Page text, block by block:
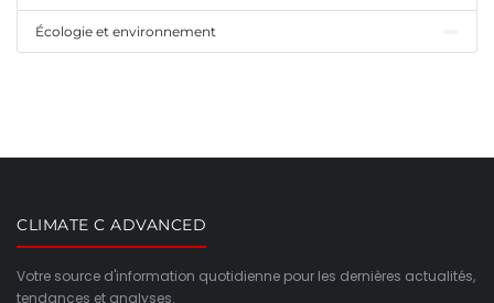
Écologie et environnement
CLIMATE C ADVANCED
Votre source d'information quotidienne pour les dernières actualités,
tendances et analyses.